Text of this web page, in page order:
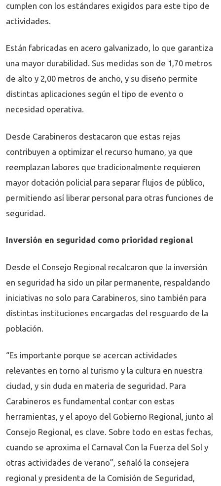
cumplen con los estándares exigidos para este tipo de
actividades.
Están fabricadas en acero galvanizado, lo que garantiza
una mayor durabilidad. Sus medidas son de 1,70 metros
de alto y 2,00 metros de ancho, y su diseño permite
distintas aplicaciones según el tipo de evento o
necesidad operativa.
Desde Carabineros destacaron que estas rejas
contribuyen a optimizar el recurso humano, ya que
reemplazan labores que tradicionalmente requieren
mayor dotación policial para separar flujos de público,
permitiendo así liberar personal para otras funciones de
seguridad.
Inversión en seguridad como prioridad regional
Desde el Consejo Regional recalcaron que la inversión
en seguridad ha sido un pilar permanente, respaldando
iniciativas no solo para Carabineros, sino también para
distintas instituciones encargadas del resguardo de la
población.
“Es importante porque se acercan actividades
relevantes en torno al turismo y la cultura en nuestra
ciudad, y sin duda en materia de seguridad. Para
Carabineros es fundamental contar con estas
herramientas, y el apoyo del Gobierno Regional, junto al
Consejo Regional, es clave. Sobre todo en estas fechas,
cuando se aproxima el Carnaval Con la Fuerza del Sol y
otras actividades de verano”, señaló la consejera
regional y presidenta de la Comisión de Seguridad,